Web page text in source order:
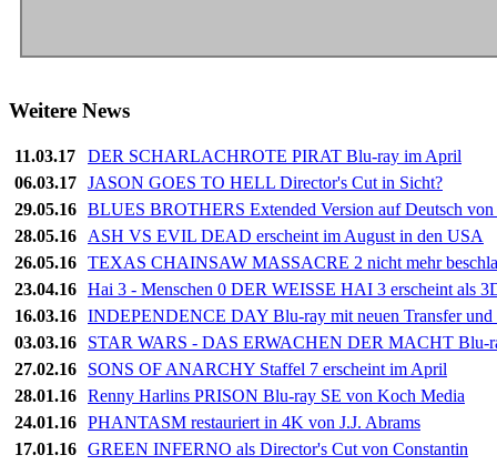
Weitere News
11.03.17
DER SCHARLACHROTE PIRAT Blu-ray im April
06.03.17 JASON GOES TO HELL Director's Cut in Sicht?
29.05.16 BLUES BROTHERS Extended Version auf Deutsch von
28.05.16
ASH VS EVIL DEAD erscheint im August in den USA
26.05.16 TEXAS CHAINSAW MASSACRE 2 nicht mehr
23.04.16 Hai 3 - Menschen 0 DER WEISSE HAI 3 erscheint als
16.03.16 INDEPENDENCE DAY Blu-ray mit neuen Transfer und
03.03.16
STAR WARS - DAS ERWACHEN DER MACHT Blu-
27.02.16
SONS OF ANARCHY Staffel 7 erscheint im April
28.01.16 Renny Harlins PRISON Blu-ray SE von Koch Media
24.01.16 PHANTASM restauriert in 4K von J.J. Abrams
17.01.16 GREEN INFERNO als Director's Cut von Constantin